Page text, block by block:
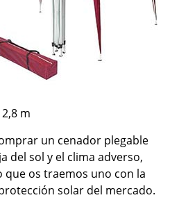
2,8 m
un cenador plegable
del sol y el clima adverso,
que os traemos uno con la
solar del mercado.